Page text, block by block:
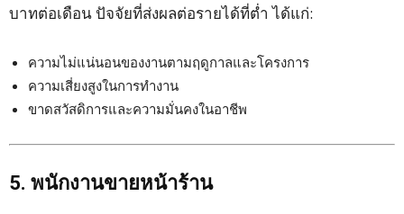
บาทต่อเดือน ปัจจัยที่ส่งผลต่อรายได้ที่ต่ำ ได้แก่:
ความไม่แน่นอนของงานตามฤดูกาลและโครงการ
ความเสี่ยงสูงในการทำงาน
ขาดสวัสดิการและความมั่นคงในอาชีพ
5. พนักงานขายหน้าร้าน